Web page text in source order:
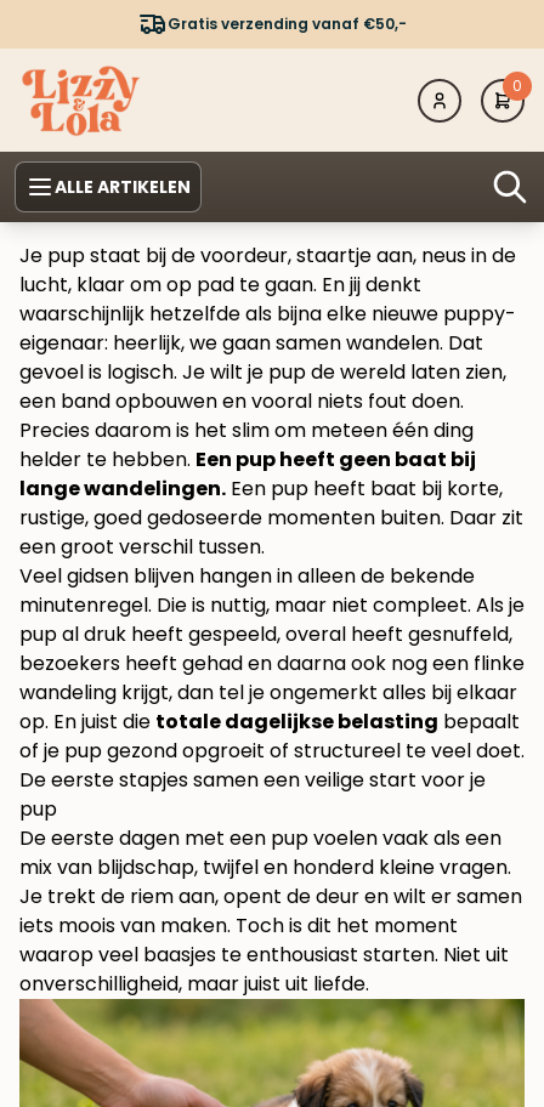
Gratis verzending vanaf €50,-
0
ALLE ARTIKELEN
Je pup staat bij de voordeur, staartje aan, neus in de
lucht, klaar om op pad te gaan. En jij denkt
waarschijnlijk hetzelfde als bijna elke nieuwe puppy-
eigenaar: heerlijk, we gaan samen wandelen. Dat
gevoel is logisch. Je wilt je pup de wereld laten zien,
een band opbouwen en vooral niets fout doen.
Precies daarom is het slim om meteen één ding
helder te hebben. Een pup heeft geen baat bij
lange wandelingen. Een pup heeft baat bij korte,
rustige, goed gedoseerde momenten buiten. Daar zit
een groot verschil tussen.
Veel gidsen blijven hangen in alleen de bekende
minutenregel. Die is nuttig, maar niet compleet. Als je
pup al druk heeft gespeeld, overal heeft gesnuffeld,
bezoekers heeft gehad en daarna ook nog een flinke
wandeling krijgt, dan tel je ongemerkt alles bij elkaar
op. En juist die totale dagelijkse belasting bepaalt
of je pup gezond opgroeit of structureel te veel doet.
De eerste stapjes samen een veilige start voor je
pup
De eerste dagen met een pup voelen vaak als een
mix van blijdschap, twijfel en honderd kleine vragen.
Je trekt de riem aan, opent de deur en wilt er samen
iets moois van maken. Toch is dit het moment
waarop veel baasjes te enthousiast starten. Niet uit
onverschilligheid, maar juist uit liefde.